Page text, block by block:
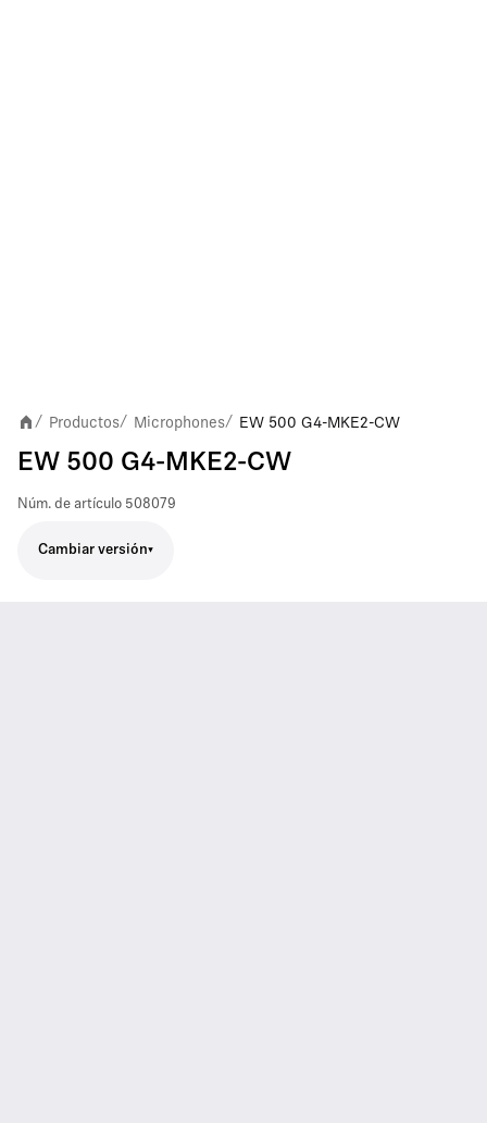
/ Productos/ Microphones/ EW 500 G4-MKE2-CW
EW 500 G4-MKE2-CW
Núm. de artículo 508079
Cambiar versión